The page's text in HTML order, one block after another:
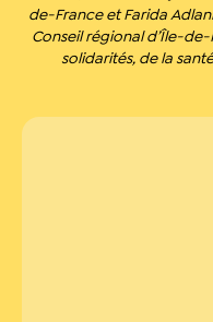
de-France et Farida
Conseil régional d’Île-
solidarités, de la